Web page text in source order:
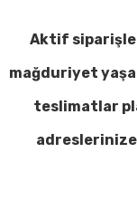
Aktif
mağduriyet
teslimatlar
adreslerinize